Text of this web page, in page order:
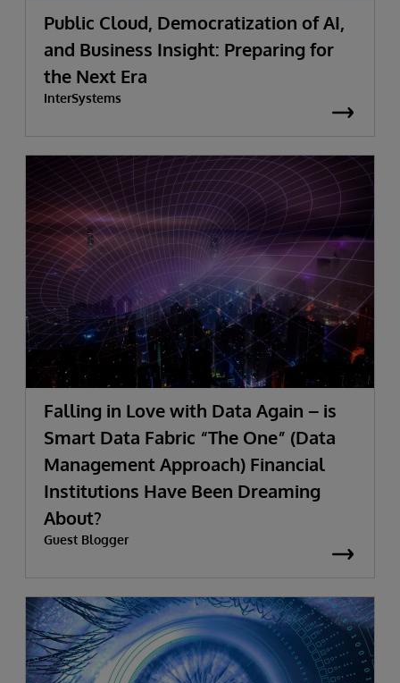
Public Cloud, Democratization of AI,
and Business Insight: Preparing for
the Next Era
InterSystems
Falling in Love with Data Again – is
Smart Data Fabric “The One” (Data
Management Approach) Financial
Institutions Have Been Dreaming
About?
Guest Blogger